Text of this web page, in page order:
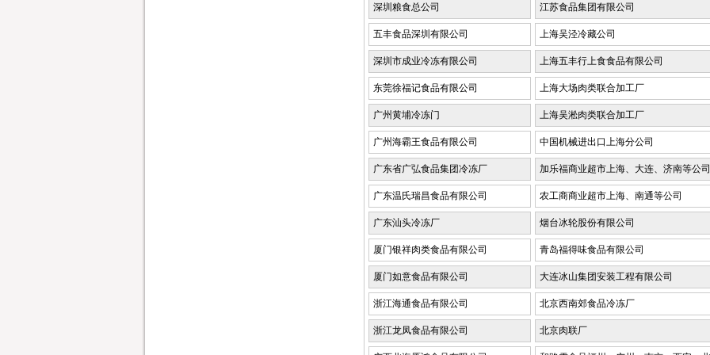
深圳粮食总公司 江苏食品集团有限公司
五丰食品深圳有限公司 上海吴泾冷藏公司
深圳市成业冷冻有限公司 上海五丰行上食食品有限公司
东莞徐福记食品有限公司 上海大场肉类联合加工厂
广州黄埔冷冻门 上海吴淞肉类联合加工厂
广州海霸王食品有限公司 中国机械进出口上海分公司
广东省广弘食品集团冷冻厂 加乐福商业超市上海、大连、济南等公司
广东温氏瑞昌食品有限公司 农工商商业超市上海、南通等公司
广东汕头冷冻厂 烟台冰轮股份有限公司
厦门银祥肉类食品有限公司 青岛福得味食品有限公司
厦门如意食品有限公司 大连冰山集团安装工程有限公司
浙江海通食品有限公司 北京西南郊食品冷冻厂
浙江龙凤食品有限公司 北京肉联厂